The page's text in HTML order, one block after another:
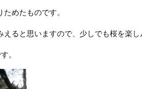
めたものです。
ると思いますので、少しでも桜を楽
。